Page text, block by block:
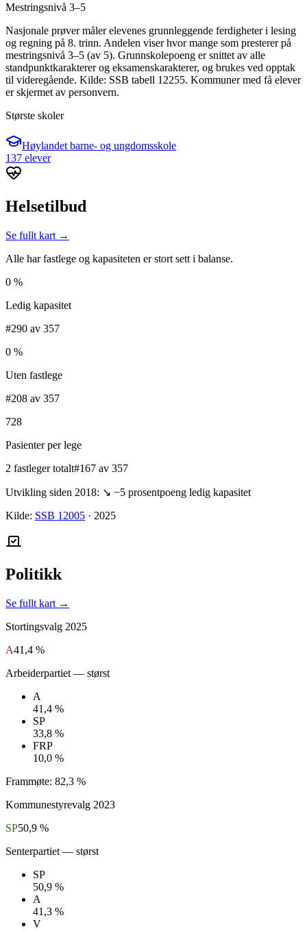
Mestringsnivå 3–5
Nasjonale prøver måler elevenes grunnleggende ferdigheter i lesing
og regning på 8. trinn. Andelen viser hvor mange som presterer på
mestringsnivå 3–5 (av 5). Grunnskolepoeng er snittet av alle
standpunktkarakterer og eksamenskarakterer, og brukes ved opptak
til videregående. Kilde: SSB tabell 12255. Kommuner med få elever
er skjermet av personvern.
Største skoler
Høylandet barne- og ungdomsskole
137 elever
Helsetilbud
Se fullt kart →
Alle har fastlege og kapasiteten er stort sett i balanse.
0 %
Ledig kapasitet
#290 av 357
0 %
Uten fastlege
#208 av 357
728
Pasienter per lege
2 fastleger totalt#167 av 357
Utvikling siden 2018: ↘ −5 prosentpoeng ledig kapasitet
Kilde: SSB 12005 · 2025
Politikk
Se fullt kart →
Stortingsvalg 2025
A41,4 %
Arbeiderpartiet — størst
A
41,4 %
SP
33,8 %
FRP
10,0 %
Frammøte: 82,3 %
Kommunestyrevalg 2023
SP50,9 %
Senterpartiet — størst
SP
50,9 %
A
41,3 %
V